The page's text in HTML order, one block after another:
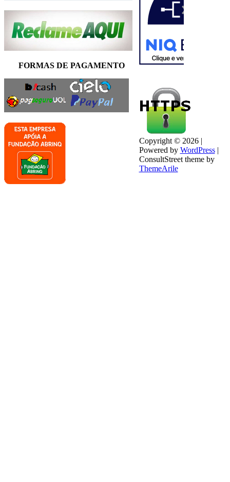
FORMAS DE PAGAMENTO
Copyright © 2026 |
Powered by WordPress |
ConsultStreet theme by
ThemeArile